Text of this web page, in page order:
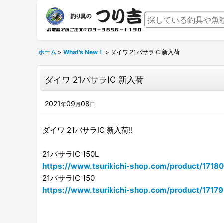
ホーム > What's New！ > ダイワ 21バサラIC 新入荷
ダイワ 21バサラIC 新入荷
2021年09 月08日
ダイワ 21バサラIC 新入荷!!
21バサラIC 150L
https://www.tsurikichi-shop.com/product/17180
21バサラIC 150
https://www.tsurikichi-shop.com/product/17179